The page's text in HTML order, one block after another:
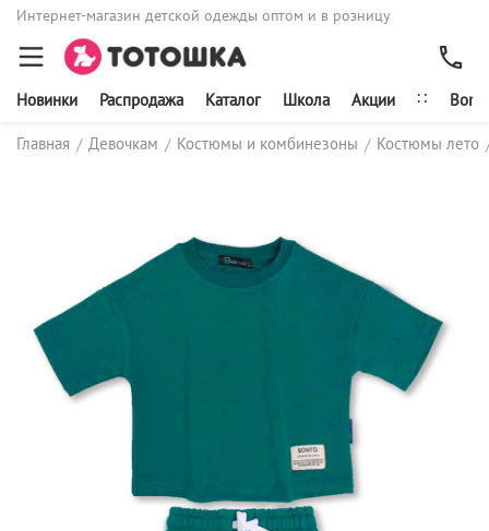
Интернет-магазин детской одежды оптом и в розницу
Новинки Распродажа Каталог Школа Акции ∷
Главная / Девочкам / Костюмы и комбинезоны / Костюмы лето